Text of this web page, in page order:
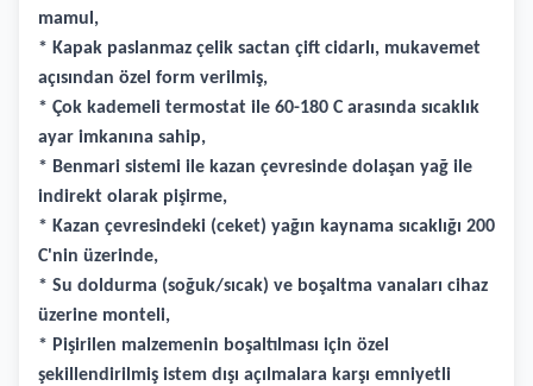
mamul,
* Kapak paslanmaz çelik sactan çift cidarlı, mukavemet
açısından özel form verilmiş,
* Çok kademeli termostat ile 60-180 C arasında sıcaklık
ayar imkanına sahip,
* Benmari sistemi ile kazan çevresinde dolaşan yağ ile
indirekt olarak pişirme,
* Kazan çevresindeki (ceket) yağın kaynama sıcaklığı 200
C'nin üzerinde,
* Su doldurma (soğuk/sıcak) ve boşaltma vanaları cihaz
üzerine monteli,
* Pişirilen malzemenin boşaltılması için özel
şekillendirilmiş istem dışı açılmalara karşı emniyetli